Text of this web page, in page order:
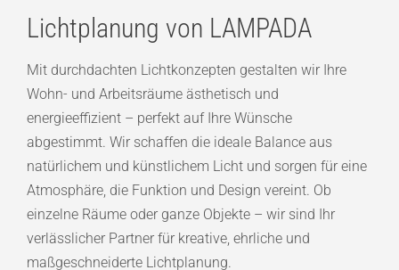
Lichtplanung von LAMPADA
Mit durchdachten Lichtkonzepten gestalten wir Ihre
Wohn- und Arbeitsräume ästhetisch und
energieeffizient – perfekt auf Ihre Wünsche
abgestimmt. Wir schaffen die ideale Balance aus
natürlichem und künstlichem Licht und sorgen für eine
Atmosphäre, die Funktion und Design vereint. Ob
einzelne Räume oder ganze Objekte – wir sind Ihr
verlässlicher Partner für kreative, ehrliche und
maßgeschneiderte Lichtplanung.